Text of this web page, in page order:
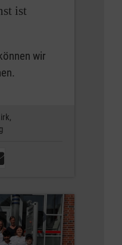
ist
wir